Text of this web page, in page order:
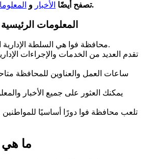
تصفح أيضًا الأخبار و حول محافظة فوا.
المعلومات
محافظة فوا هي السلطة الإدارية الإقليمية لأرييج.
تقدم العديد من الخدمات والإجراءات
ساعات العمل والعناوين للمحافظة
يمكنك العثور على جميع الأخبار
تلعب محافظة فوا دورًا أساسيًا
ما